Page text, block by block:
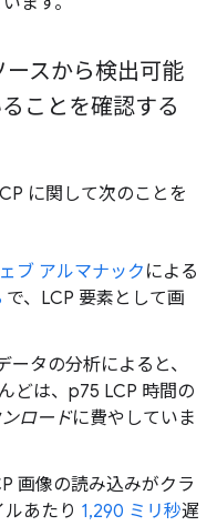
ースから検出可能
ことを確認する
に関して次のことを
ブ アルマナックによる
で、LCP 要素として画
タの分析によると、
どは、p75 LCP 時間の
ロードに費やしていま
画像の読み込みがクラ
あたり 1,290 ミリ秒遅